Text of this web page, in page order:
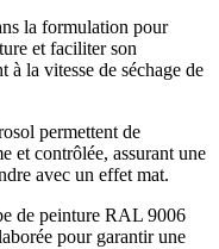
la formulation pour
et faciliter son
la vitesse de séchage de
permettent de
et contrôlée, assurant une
avec un effet mat.
de peinture RAL 9006
pour garantir une